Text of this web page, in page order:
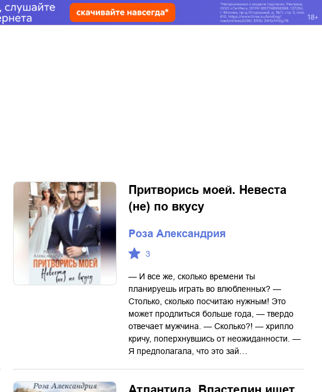
Притворись моей. Невеста
(не) по вкусу
Роза Александрия
3
— И все же, сколько времени ты
планируешь играть во влюбленных? —
Столько, сколько посчитаю нужным! Это
может продлиться больше года, — твердо
отвечает мужчина. — Сколько?! — хрипло
кричу, поперхнувшись от неожиданности. —
Я предполагала, что это зай…